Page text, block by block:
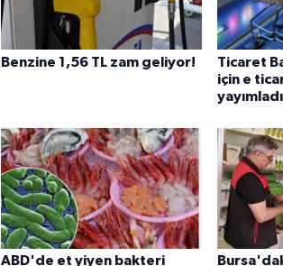
Benzine 1,56 TL zam geliyor!
Ticaret
için e
yayımladı
ABD'de et yiyen bakteri